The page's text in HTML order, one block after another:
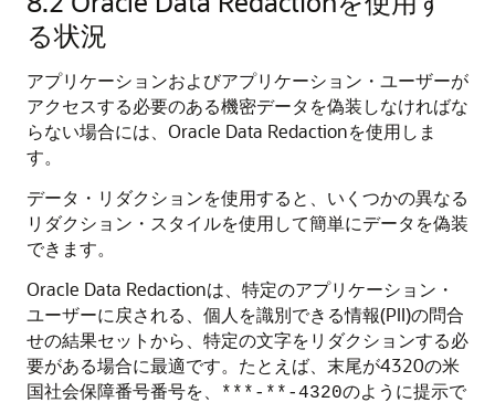
る状況
アプリケーションおよびアプリケーション・ユーザーが
アクセスする必要のある機密データを偽装しなければな
らない場合には、Oracle Data Redactionを使用しま
す。
データ・リダクションを使用すると、いくつかの異なる
リダクション・スタイルを使用して簡単にデータを偽装
できます。
Oracle Data Redactionは、特定のアプリケーション・
ユーザーに戻される、個人を識別できる情報(PII)の問合
せの結果セットから、特定の文字をリダクションする必
要がある場合に最適です。たとえば、末尾が4320の米
国社会保障番号番号を、
***-**-4320のように提示で